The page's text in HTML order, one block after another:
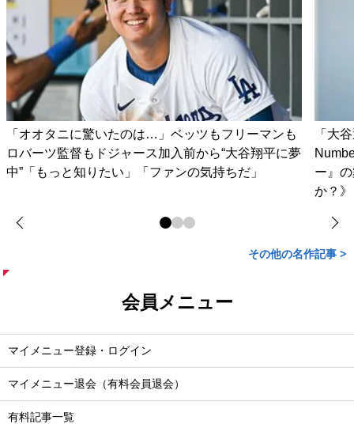
「オオタニに驚いたのは…」ベッツもフリーマンも
ロバーツ監督もドジャース加入前から“大谷翔平に夢
中”「もっと知りたい」「ファンの気持ちだ」
「大
ー』
か？》
その他の名作記事 >
会員メニュー
マイメニュー登録・ログイン
マイメニュー退会（有料会員退会）
有料記事一覧